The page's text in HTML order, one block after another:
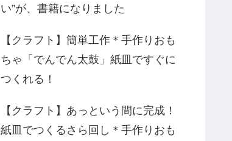
い”が、書籍になりました
【クラフト】簡単工作＊手作りおも
ちゃ「でんでん太鼓」紙皿ですぐに
つくれる！
【クラフト】あっという間に完成！
紙皿でつくるさら回し＊手作りおも